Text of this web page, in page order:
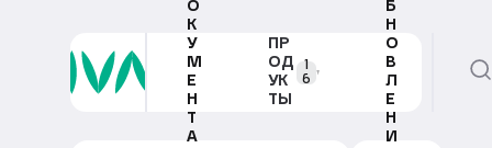
О
К
У
М
Е
Н
Т
А
ПР
ОД
УК
ТЫ
1
6
Б
Н
О
В
Л
Е
Н
И